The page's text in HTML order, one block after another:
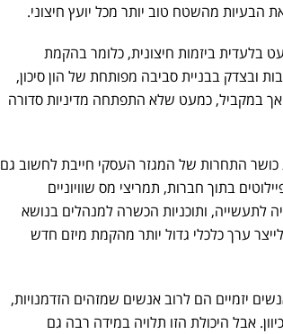
הבעיות מהשטח טוב יותר מכל יועץ חיצוני.
בלעדית ביזמות חיצונית, כלומר בהקמת
בבניית סביבה מפותחת של הון סיכון,
אך במקביל, כמעט שלא התפתחה מדיניות סדורה
כושר התחרות של המגזר העסקי חייבת לחשוב גם
בתוך חברות, תמריצי מס שוויוניים
לתעשייה, ותוכניות הכשרה למנהלים בנושא
ערך כלכלי גדול יותר מהקמת מיזם חדש
יזמיים הם לרוב אנשים שמזהים הזדמנויות,
אבל היכולת הזו תלויה במידה רבה גם